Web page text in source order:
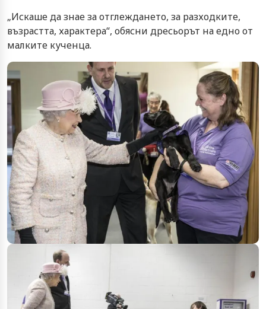
„Искаше да знае за отглеждането, за разходките,
възрастта, характера“, обясни дресьорът на едно от
малките кученца.